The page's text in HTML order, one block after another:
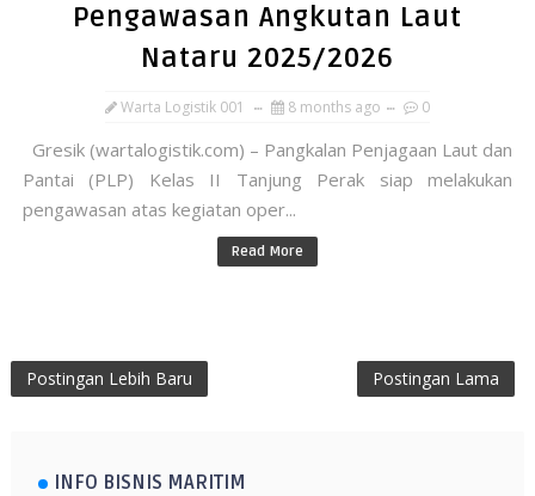
Pengawasan Angkutan Laut
Nataru 2025/2026
Warta Logistik 001 8 months ago 0
Gresik (wartalogistik.com) – Pangkalan Penjagaan Laut dan
Pantai (PLP) Kelas II Tanjung Perak siap melakukan
pengawasan atas kegiatan oper...
Read More
Postingan Lebih Baru Postingan Lama
INFO BISNIS MARITIM